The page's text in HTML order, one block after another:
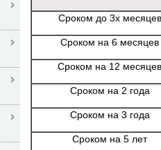
Сроком до 3х месяцев
Сроком на 6 месяцев
Сроком на 12 месяцев
Сроком на 2 года
Сроком на 3 года
Сроком на 5 лет